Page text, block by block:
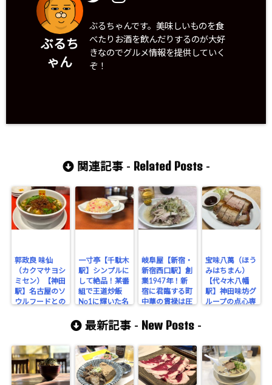
ぶるち
ゃん
ぶるちゃんです。美味しいものを食
べたりお酒を飲んだりするのが大好
きなのでグルメ情報を提供していく
ぞ！
関連記事 - Related Posts-
郭政良 味仙
（カクマサヨシ
ミセン）【神田
駅】名古屋のソ
ウルフードとの
一寸亭【千駄木
駅】シンプルに
して絶品！某番
組で王道炒飯
No1に輝いた名
ン・餃子・もや
しそばの三銃
岐阜屋【新宿・
新宿西口駅】創
業1947年！新
宿に君臨する町
中華の貫禄は圧
ビールでキメる
宝味八萬（ほう
みはちまん）
【代々木八幡
駅】神田味坊グ
ループの点心専
最新記事 - New Posts -